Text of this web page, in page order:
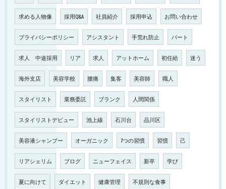
求める人物像 採用Q&A 社員紹介 採用申込 お問い合わせ
プライバシーポリシー アシスタント 手荒れ防止 パート
求人 中途採用 リア 求人 アットホーム 初任給 迷う
海外支店 美容学校 腰痛 集客 美容師 職人
スタイリスト 業務委託 ブランク 人間関係
スタイリストデビュー 池上線 石川台 品川区
美容液シャンプー オーガニック 7つの習慣 習慣 己
リアシェリム ブログ ニューフェイス 新卒 学び
夏に向けて ダイエット 健康管理 不規則な食事